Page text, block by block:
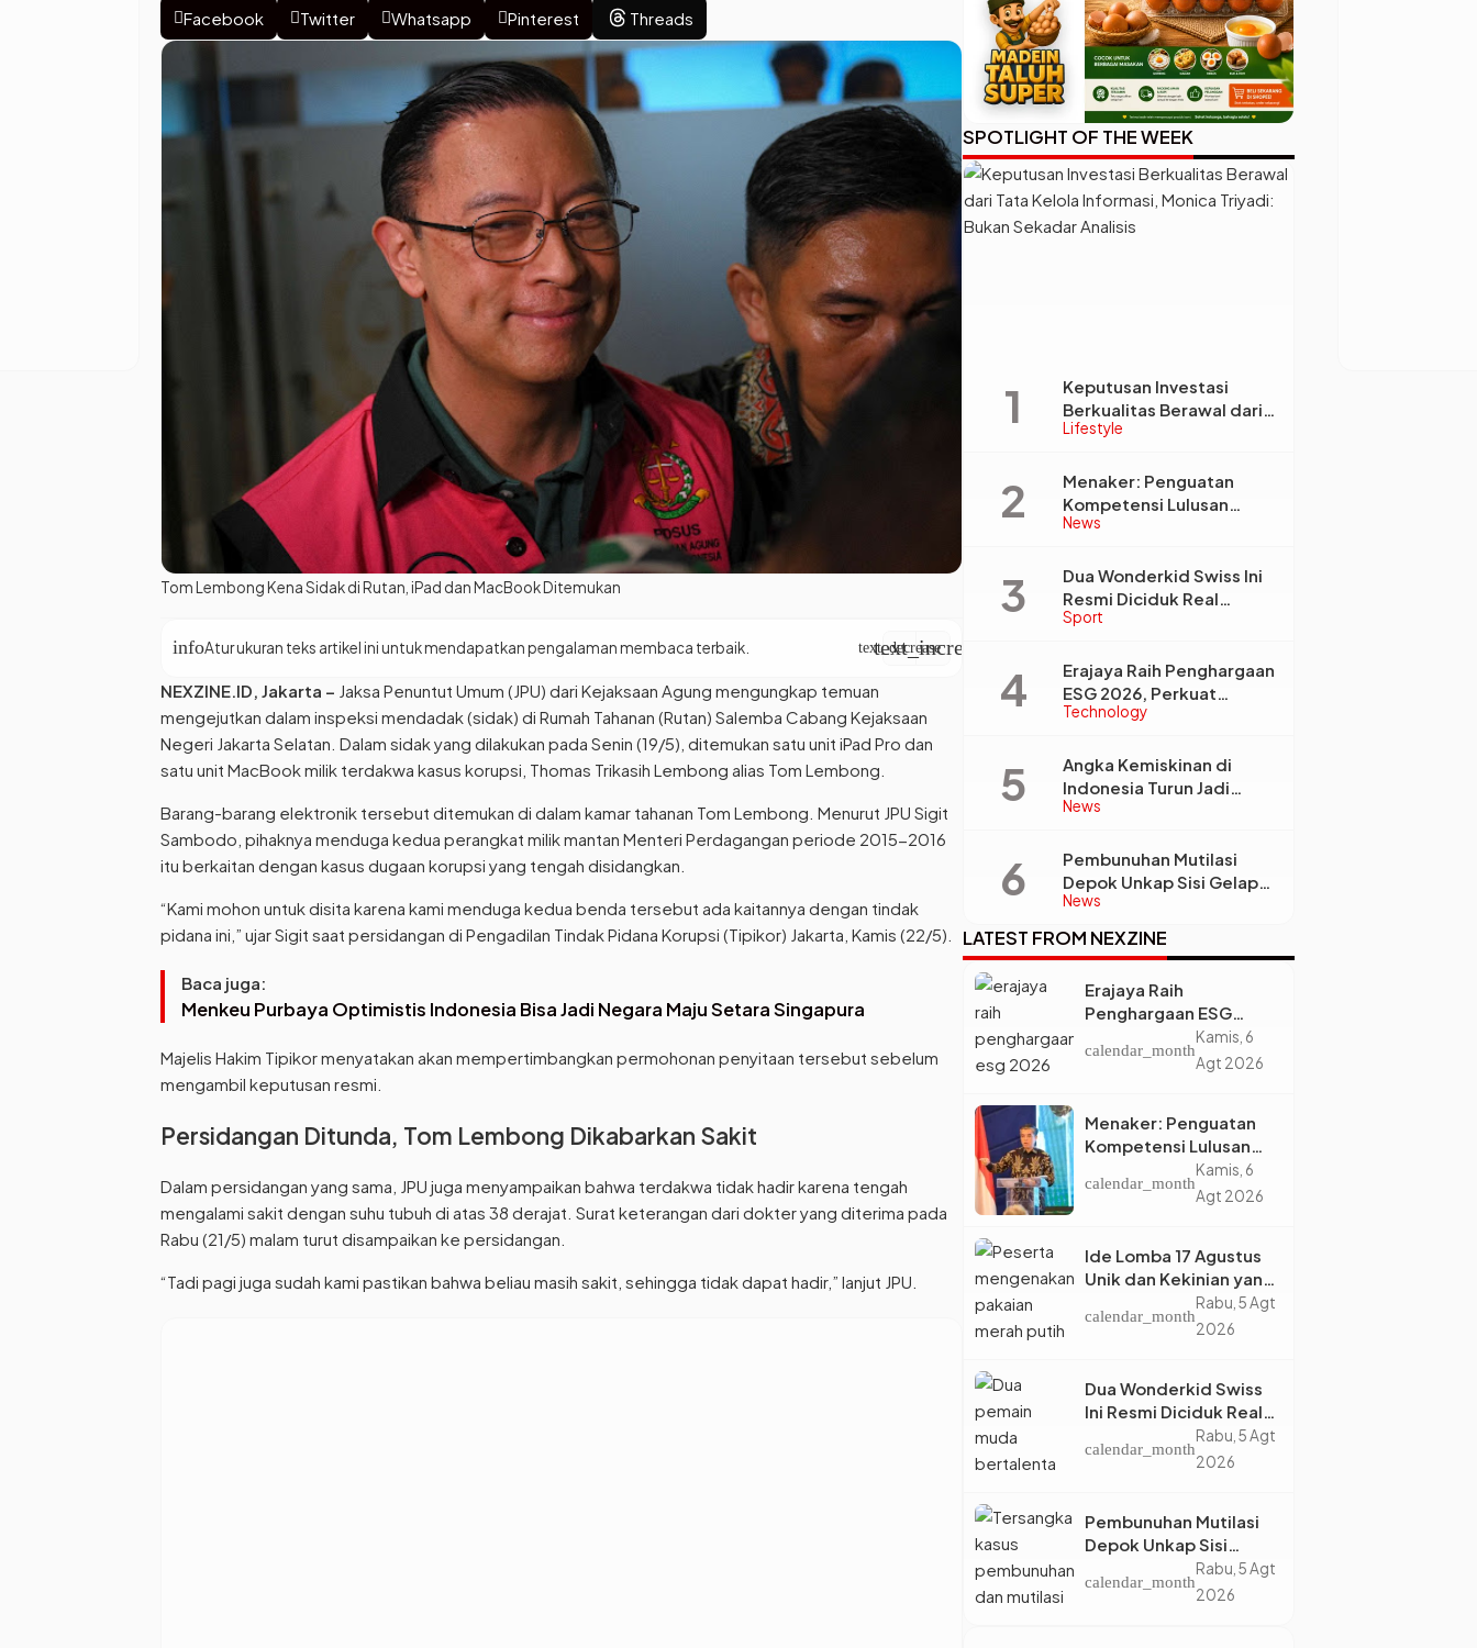
Facebook
Twitter Whatsapp Pinterest Threads
Tom Lembong Kena Sidak di Rutan, iPad dan MacBook Ditemukan
infoAtur ukuran teks artikel ini untuk mendapatkan pengalaman membaca terbaik. text_decrease
text_increase
NEXZINE.ID, Jakarta – Jaksa Penuntut Umum (JPU) dari Kejaksaan Agung mengungkap temuan
mengejutkan dalam inspeksi mendadak (sidak) di Rumah Tahanan (Rutan) Salemba Cabang Kejaksaan
Negeri Jakarta Selatan. Dalam sidak yang dilakukan pada Senin (19/5), ditemukan satu unit iPad Pro dan
satu unit MacBook milik terdakwa kasus korupsi, Thomas Trikasih Lembong alias Tom Lembong.
Barang-barang elektronik tersebut ditemukan di dalam kamar tahanan Tom Lembong. Menurut JPU Sigit
Sambodo, pihaknya menduga kedua perangkat milik mantan Menteri Perdagangan periode 2015-2016
itu berkaitan dengan kasus dugaan korupsi yang tengah disidangkan.
“Kami mohon untuk disita karena kami menduga kedua benda tersebut ada kaitannya dengan tindak
pidana ini,” ujar Sigit saat persidangan di Pengadilan Tindak Pidana Korupsi (Tipikor) Jakarta, Kamis (22/5).
Baca juga:
Menkeu Purbaya Optimistis Indonesia Bisa Jadi Negara Maju Setara Singapura
Majelis Hakim Tipikor menyatakan akan mempertimbangkan permohonan penyitaan tersebut sebelum
mengambil keputusan resmi.
Persidangan Ditunda, Tom Lembong Dikabarkan Sakit
Dalam persidangan yang sama, JPU juga menyampaikan bahwa terdakwa tidak hadir karena tengah
mengalami sakit dengan suhu tubuh di atas 38 derajat. Surat keterangan dari dokter yang diterima pada
Rabu (21/5) malam turut disampaikan ke persidangan.
“Tadi pagi juga sudah kami pastikan bahwa beliau masih sakit, sehingga tidak dapat hadir,” lanjut JPU.
SPOTLIGHT OF THE WEEK
Lifestyle
Keputusan Investasi
Berkualitas Berawal dari
Tata Kelola Informasi,
Sekadar Analisis
News
Menaker: Penguatan
Kompetensi Lulusan
Perguruan Tinggi Jadi
Kebutuhan Dunia Kerja
Sport
Dua Wonderkid Swiss Ini
Resmi Diciduk Real
Madrid dan Juventus,
Eropa
Technology
Erajaya Raih Penghargaan
ESG 2026, Perkuat
Circular Economy Lewat
Berkelanjutan
News
Angka Kemiskinan di
Indonesia Turun Jadi
22,93 Juta Orang, Tapi
Desa dan Kota Malah
Makin Lebar?
News
Pembunuhan Mutilasi
Depok Unkap Sisi Gelap
Penjual Piscok Berdarah
Dingin
LATEST FROM NEXZINE
Erajaya Raih
Penghargaan ESG
2026, Perkuat Circular
Economy Lewat
calendar_month
Kamis, 6
Agt 2026
Menaker: Penguatan
Kompetensi Lulusan
Perguruan Tinggi Jadi
Kunci Menjawab
calendar_month
Kamis, 6
Agt 2026
Ide Lomba 17 Agustus
Unik dan Kekinian yang
Dijamin Bikin Suasana
Makin Pecah
calendar_month
Rabu, 5 Agt
2026
Dua Wonderkid Swiss
Ini Resmi Diciduk Real
Madrid dan Juventus,
Siap Jadi Bintang Baru
calendar_month
Rabu, 5 Agt
2026
Pembunuhan Mutilasi
Depok Unkap Sisi
Gelap Penjual Piscok
Berdarah Dingin
calendar_month
Rabu, 5 Agt
2026